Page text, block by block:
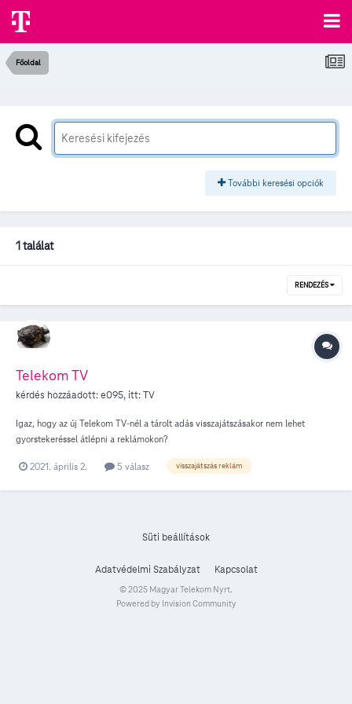
Főoldal
További keresési opciók
1 találat
RENDEZÉS
Telekom TV
kérdés hozzáadott:e095, itt:TV
Igaz, hogy az új Telekom TV-nél a tárolt adás visszajátszásakor nem lehet
gyorstekeréssel átlépni a reklámokon?
2021. április 2. 5 válasz visszajátszás reklám
Süti beállítások
Adatvédelmi Szabályzat Kapcsolat
© 2025 Magyar Telekom Nyrt.
Powered by Invision Community